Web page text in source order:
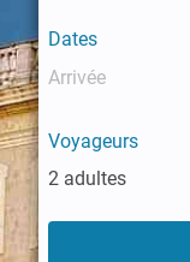
Dates
Voyageurs
2 adultes